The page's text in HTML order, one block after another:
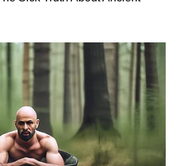
तलाक के बाद क्या हर्षवर्धन राणे को
डेट कर रहीं संजीदा शेख? फैंस ने
तस्वीरों से जोड़े रिश्ते के तार